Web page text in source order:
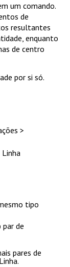
um comando.
de
resultantes
enquanto
de centro
por si só.
>
Linha
tipo
par de
pares de